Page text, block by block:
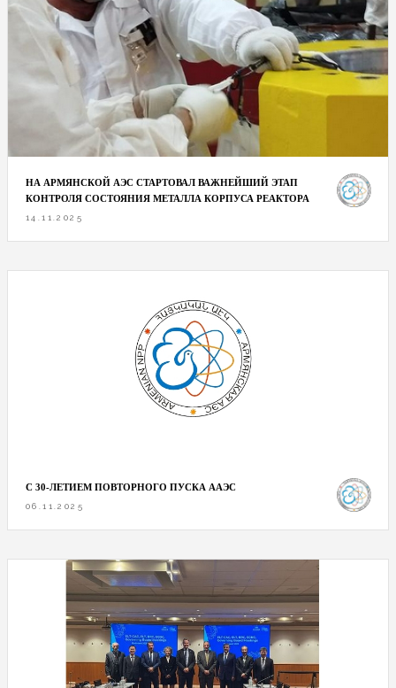
НА АРМЯНСКОЙ АЭС СТАРТОВАЛ ВАЖНЕЙШИЙ ЭТАП
КОНТРОЛЯ СОСТОЯНИЯ МЕТАЛЛА КОРПУСА РЕАКТОРА
14.11.2025
С 30-ЛЕТИЕМ ПОВТОРНОГО ПУСКА ААЭС
06.11.2025